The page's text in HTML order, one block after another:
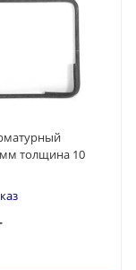
мм толщина 10